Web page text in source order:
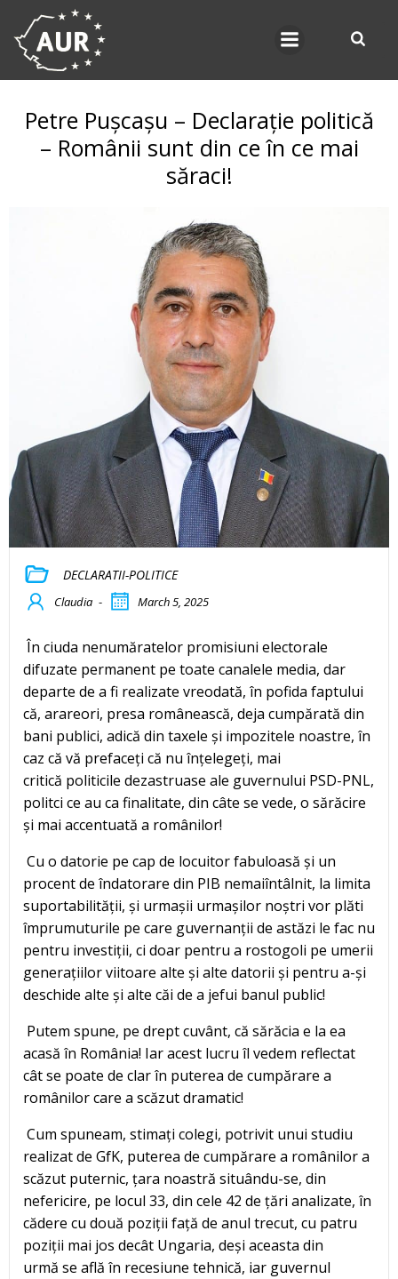
Petre Pușcașu – Declarație politică
– Românii sunt din ce în ce mai
săraci!
DECLARATII-POLITICE
Claudia - March 5, 2025
În ciuda nenumăratelor promisiuni electorale
difuzate permanent pe toate canalele media, dar
departe de a fi realizate vreodată, în pofida faptului
că, arareori, presa românească, deja cumpărată din
bani publici, adică din taxele și impozitele noastre, în
caz că vă prefaceți că nu înțelegeți, mai
critică politicile dezastruase ale guvernului PSD-PNL,
politci ce au ca finalitate, din câte se vede, o sărăcire
și mai accentuată a românilor!
Cu o datorie pe cap de locuitor fabuloasă și un
procent de îndatorare din PIB nemaiîntâlnit, la limita
suportabilității, și urmașii urmașilor noștri vor plăti
împrumuturile pe care guvernanții de astăzi le fac nu
pentru investiții, ci doar pentru a rostogoli pe umerii
generațiilor viitoare alte și alte datorii și pentru a-și
deschide alte și alte căi de a jefui banul public!
Putem spune, pe drept cuvânt, că sărăcia e la ea
acasă în România! Iar acest lucru îl vedem reflectat
cât se poate de clar în puterea de cumpărare a
românilor care a scăzut dramatic!
Cum spuneam, stimați colegi, potrivit unui studiu
realizat de GfK, puterea de cumpărare a românilor a
scăzut puternic, țara noastră situându-se, din
nefericire, pe locul 33, din cele 42 de țări analizate, în
cădere cu două poziții față de anul trecut, cu patru
poziții mai jos decât Ungaria, deși aceasta din
urmă se află în recesiune tehnică, iar guvernul